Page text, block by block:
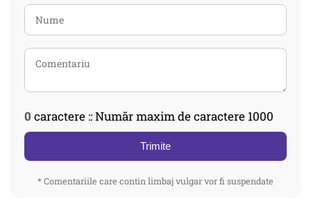
0 caractere :: Număr maxim de caractere 1000
Trimite
* Comentariile care contin limbaj vulgar vor fi suspendate